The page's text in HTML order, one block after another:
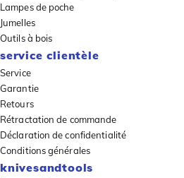
Lampes de poche
Jumelles
Outils à bois
service clientèle
Service
Garantie
Retours
Rétractation de commande
Déclaration de confidentialité
Conditions générales
knivesandtools